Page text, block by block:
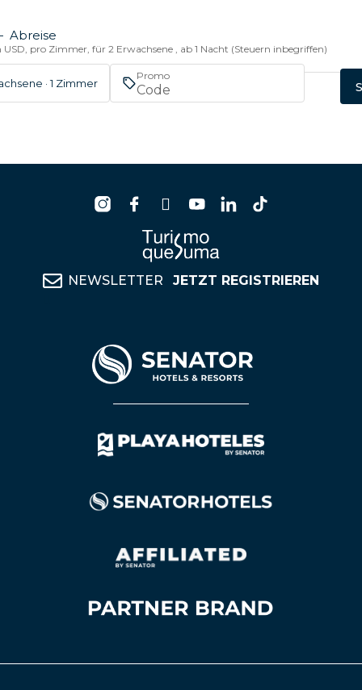
Abreise
USD, pro Zimmer, für 2 Erwachsene , ab 1 Nacht (Steuern inbegriffen)
· 1 Zimmer
Promo
NEWSLETTER JETZT REGISTRIEREN